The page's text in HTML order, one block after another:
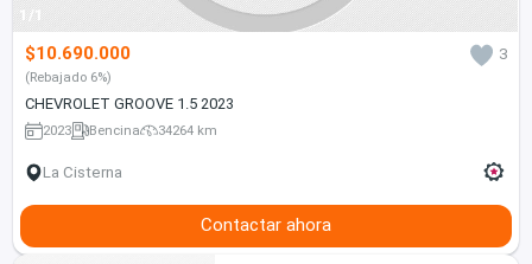
1/1
$10.690.000 3
(Rebajado 6%)
CHEVROLET GROOVE 1.5 2023
2023 Bencina 34264 km
La Cisterna
Contactar ahora